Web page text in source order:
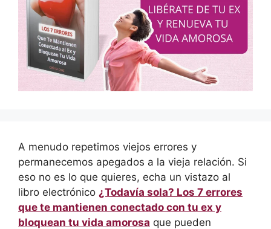
A menudo repetimos viejos errores y
permanecemos apegados a la vieja relación. Si
eso no es lo que quieres, echa un vistazo al
libro electrónico ¿Todavía sola? Los 7 errores
que te mantienen conectado con tu ex y
bloquean tu vida amorosa que pueden